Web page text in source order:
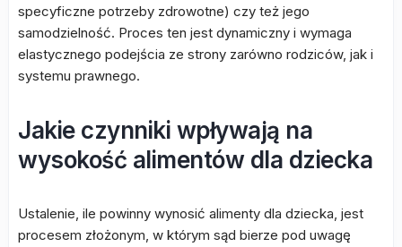
specyficzne potrzeby zdrowotne) czy też jego
samodzielność. Proces ten jest dynamiczny i wymaga
elastycznego podejścia ze strony zarówno rodziców, jak i
systemu prawnego.
Jakie czynniki wpływają na
wysokość alimentów dla dziecka
Ustalenie, ile powinny wynosić alimenty dla dziecka, jest
procesem złożonym, w którym sąd bierze pod uwagę